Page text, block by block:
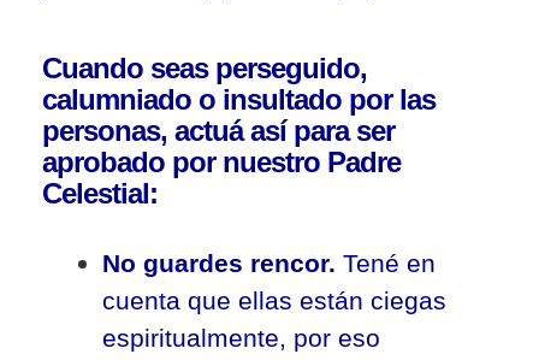
Cuando seas perseguido,
calumniado o insultado por las
personas, actuá así para ser
aprobado por nuestro Padre
Celestial:
No guardes rencor. Tené en
cuenta que ellas están ciegas
espiritualmente, por eso